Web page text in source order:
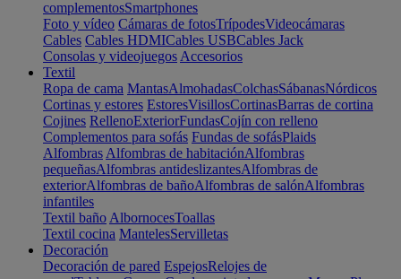
complementosSmartphones
Foto y vídeo Cámaras de fotosTrípodesVideocámaras
Cables Cables HDMICables USBCables Jack
Consolas y videojuegos Accesorios
Textil
Ropa de cama MantasAlmohadasColchasSábanasNórdicos
Cortinas y estores EstoresVisillosCortinasBarras de cortina
Cojines RellenoExteriorFundasCojín con relleno
Complementos para sofás Fundas de sofásPlaids
Alfombras Alfombras de habitaciónAlfombras
pequeñasAlfombras antideslizantesAlfombras de
exteriorAlfombras de bañoAlfombras de salónAlfombras
infantiles
Textil baño AlbornocesToallas
Textil cocina MantelesServilletas
Decoración
Decoración de pared EspejosRelojes de